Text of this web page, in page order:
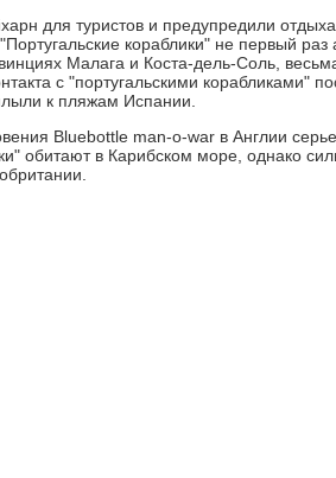
для туристов и предупредили
кораблики" не первый
Малага и Коста-дель-Соль,
с "португальскими корабликами"
к пляжам Испании.
Bluebottle man-o-war в Англии
обитают в Карибском море, однако